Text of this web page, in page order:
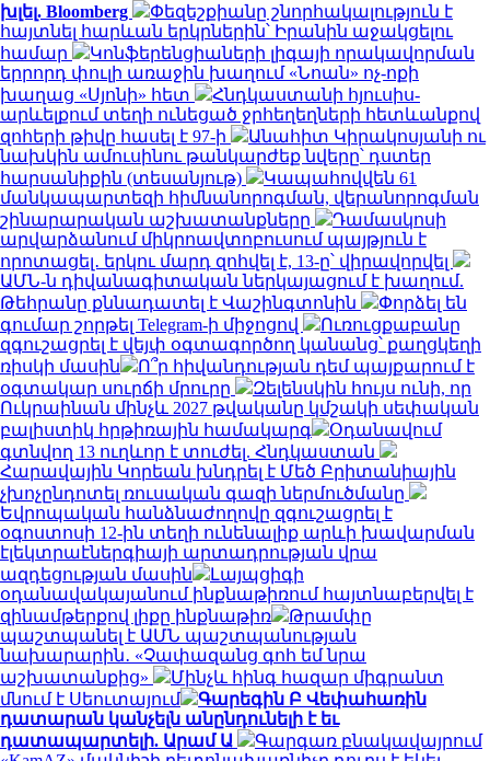
խլել. Bloomberg
Փեզեշքիանը շնորհակալություն է
հայտնել հարևան երկրներին՝ Իրանին աջակցելու
համար
Կոնֆերենցիաների լիգայի որակավորման
երրորդ փուլի առաջին խաղում «Նոան» ոչ-ոքի
խաղաց «Սյոնի» հետ
Հնդկաստանի հյուսիս-
արևելքում տեղի ունեցած ջրհեղեղների հետևանքով
զոհերի թիվը հասել է 97-ի
Անահիտ Կիրակոսյանի ու
նախկին ամուսինու թանկարժեք նվերը՝ դստեր
հարսանիքին (տեսանյութ)
Կապահովվեն 61
մանկապարտեզի հիմնանորոգման, վերանորոգման
շինարարական աշխատանքները
Դամասկոսի
արվարձանում միկրոավտոբուսում պայթյուն է
որոտացել․ երկու մարդ զոհվել է, 13-ը՝ վիրավորվել
ԱՄՆ-ն դիվանագիտական ներկայացում է խաղում.
Թեհրանը քննադատել է Վաշինգտոնին
Փորձել են
գումար շորթել Telegram-ի միջոցով
Ուռուցքաբանը
զգուշացրել է վեյփ օգտագործող կանանց՝ քաղցկեղի
ռիսկի մասին
Ո՞ր հիվանդության դեմ պայքարում է
օգտակար սուրճի մրուրը
Զելենսկին հույս ունի, որ
Ուկրաինան մինչև 2027 թվականը կմշակի սեփական
բալիստիկ հրթիռային համակարգ
Օդանավում
գտնվող 13 ուղևոր է տուժել. Հնդկաստան
Հարավային Կորեան խնդրել է Մեծ Բրիտանիային
չխոչընդոտել ռուսական գազի ներմուծմանը
Եվրոպական հանձնաժողովը զգուշացրել է
օգոստոսի 12-ին տեղի ունենալիք արևի խավարման
էլեկտրաէներգիայի արտադրության վրա
ազդեցության մասին
Լայպցիգի
օդանավակայանում ինքնաթիռում հայտնաբերվել է
զինամթերքով լիքը ինքնաթիռ
Թրամփը
պաշտպանել է ԱՄՆ պաշտպանության
նախարարին․ «Չափազանց գոհ եմ նրա
աշխատանքից»
Մինչև հինգ հազար միգրանտ
մնում է Սեուտայում
Գարեգին Բ Վեփահառին
դատարան կանչելն անընդունելի է եւ
դատապարտելի. Արամ Ա
Գարգառ բնակավայրում